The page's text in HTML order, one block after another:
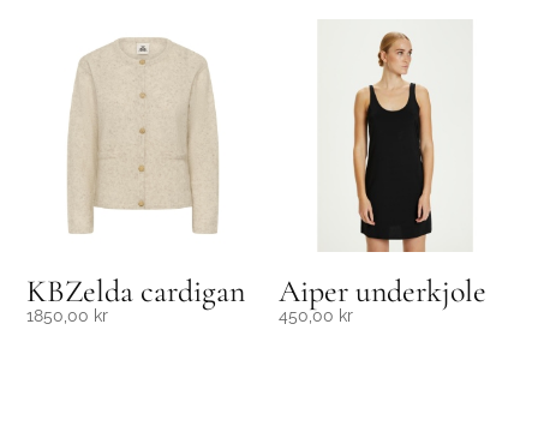
KBZelda cardigan
1850,00 kr
Aiper underkjole
450,00 kr